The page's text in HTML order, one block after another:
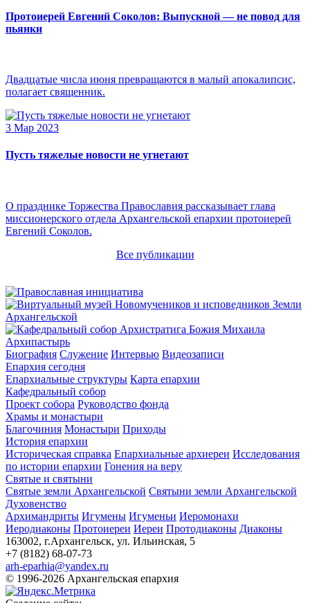
Протоиерей Евгений Соколов: Выпускной — не повод для
пьянки
Двадцатые числа июня превращаются в малый апокалипсис,
полагает священник.
3 Мар 2023
Пусть тяжелые новости не угнетают
О празднике Торжества Православия рассказывает глава
миссионерского отдела Архангельской епархии протоиерей
Евгений Соколов.
Все публикации
Архипастырь
Биография Служение Интервью Видеозаписи
Епархия сегодня
Епархиальные структуры Карта епархии
Кафедральный собор
Проект собора Руководство фонда
Храмы и монастыри
Благочиния Монастыри Приходы
История епархии
Историческая справка Епархиальные архиереи Исследования
по истории епархии Гонения на веру
Святые и святыни
Святые земли Архангельской Святыни земли Архангельской
Духовенство
Архимандриты Игумены Игуменьи Иеромонахи
Иеродиаконы Протоиереи Иереи Протодиаконы Диаконы
163002, г.Архангельск, ул. Ильинская, 5
+7 (8182) 68-07-73
arh-eparhia@yandex.ru
© 1996-2026 Архангельская епархия